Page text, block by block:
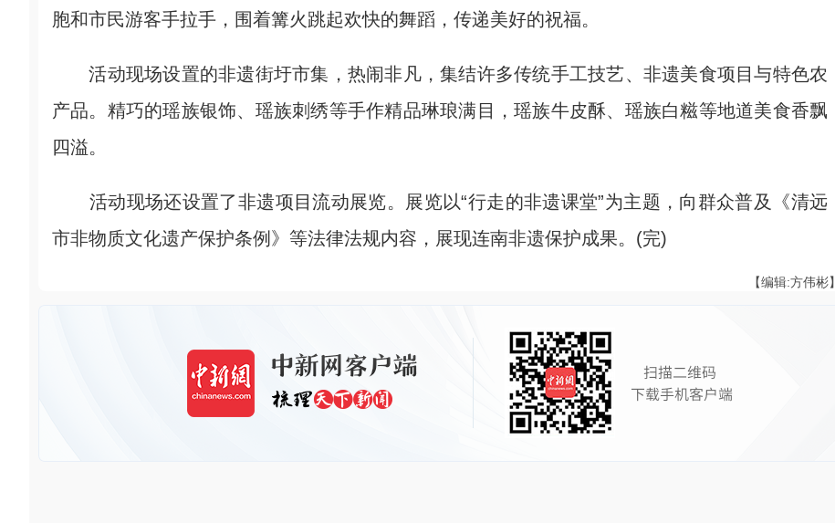
胞和市民游客手拉手，围着篝火跳起欢快的舞蹈，传递美好的祝福。
活动现场设置的非遗街圩市集，热闹非凡，集结许多传统手工技艺、非遗美食项目与特色农
产品。精巧的瑶族银饰、瑶族刺绣等手作精品琳琅满目，瑶族牛皮酥、瑶族白糍等地道美食香飘
四溢。
活动现场还设置了非遗项目流动展览。展览以“行走的非遗课堂”为主题，向群众普及《清远
市非物质文化遗产保护条例》等法律法规内容，展现连南非遗保护成果。(完)
【编辑:方伟彬】